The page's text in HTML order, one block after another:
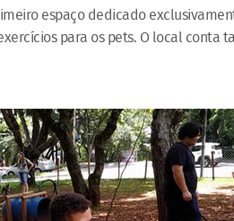
espaço dedicado
para os pets. O local conta